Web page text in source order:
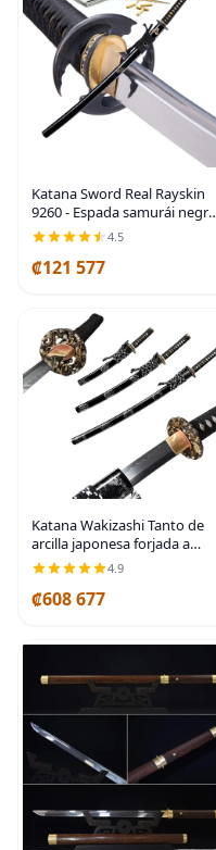
Katana Sword Real Rayskin
9260 - Espada samurái negra
y kit de limpieza profesional
Katana
4.5
₡121 577
Katana Wakizashi Tanto de
arcilla japonesa forjada a
mano, 3 piezas, corte real
4.9
₡608 677